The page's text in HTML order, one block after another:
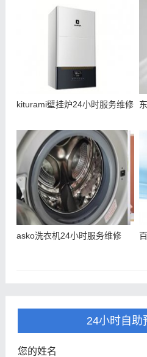
kiturami壁挂炉24小时服务维修
asko洗衣机24小时服务维修
24小时自助
您的姓名